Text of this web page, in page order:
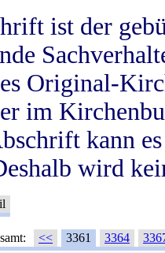
ist der
Original-
im
kann
wird
<< 3361 3364